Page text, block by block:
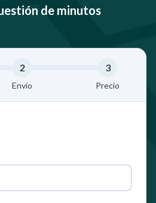
de minutos
2
Envío
3
Precio